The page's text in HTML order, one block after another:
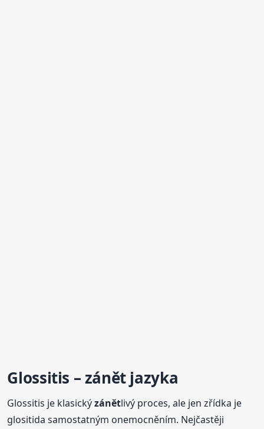
Glossitis –zánět jazyka
Glossitis je klasickýzánětlivý proces, ale jen zřídka je
glositida samostatným onemocněním. Nejčastěji